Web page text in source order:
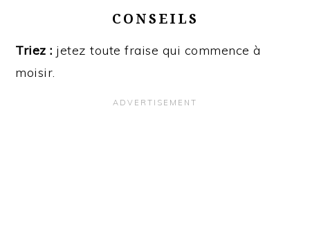
CONSEILS
Triez : jetez toute fraise qui commence à
moisir.